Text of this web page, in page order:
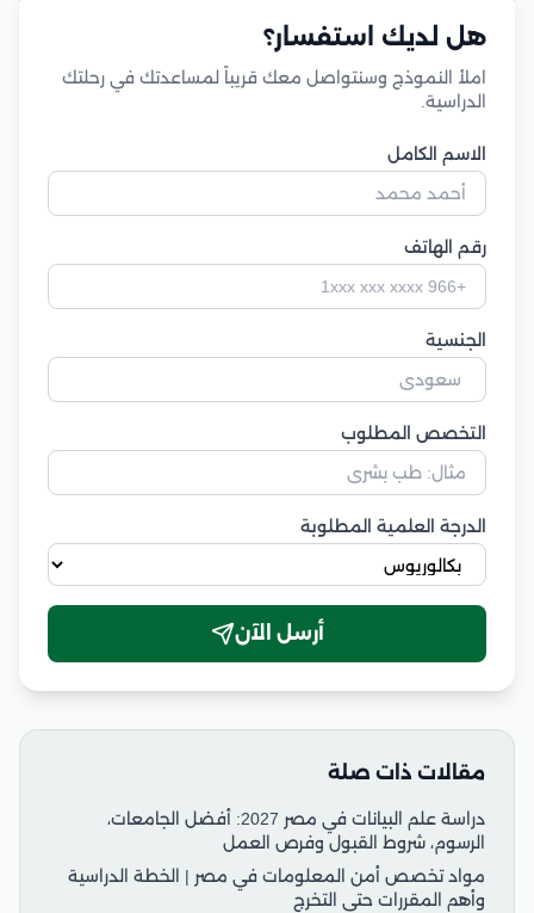
هل لديك استفسار؟
املأ النموذج وسنتواصل معك قريباً لمساعدتك في رحلتك
الدراسية.
الاسم الكامل
رقم الهاتف
الجنسية
التخصص المطلوب
الدرجة العلمية المطلوبة
أرسل الآن
مقالات ذات صلة
دراسة علم البيانات في مصر 2027: أفضل الجامعات،
الرسوم، شروط القبول وفرص العمل
مواد تخصص أمن المعلومات في مصر | الخطة الدراسية
وأهم المقررات حتى التخرج